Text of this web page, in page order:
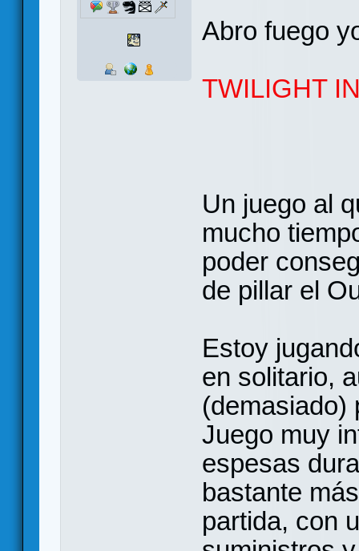
Abro fuego
TWILIGHT
Un juego al
mucho
poder
de pillar el
Estoy
en solitario,
(demasiado)
Juego muy
espesas
bastante
partida, con